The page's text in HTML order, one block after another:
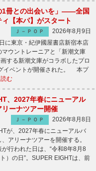
1冊との出会いを」――全国
【本パ】がスタート
Ｊ－ＰＯＰ
2026年8月9日
に東京・紀伊國屋書店新宿本店
マウントレーニアと「新潮文庫
する新潮文庫がコラボしたプロ
イベントが開催された。 本プ
む
、2027年春にニューアル
ーナツアー開催
Ｊ－ＰＯＰ
2026年8月8日
が、2027年春にニューアルバ
アリーナツアーを開催する。
行われた日は、“令和8年8月8
）の日”。SUPER EIGHTは、前